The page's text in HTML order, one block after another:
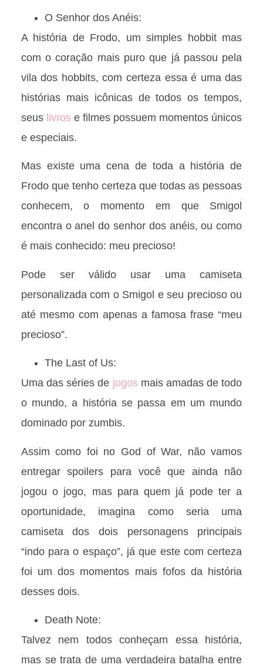
O Senhor dos Anéis:
A história de Frodo, um simples hobbit mas
com o coração mais puro que já passou pela
vila dos hobbits, com certeza essa é uma das
histórias mais icônicas de todos os tempos,
seus livrose filmes possuem momentos únicos
e especiais.
Mas existe uma cena de toda a história de
Frodo que tenho certeza que todas as pessoas
conhecem, o momento em que Smigol
encontra o anel do senhor dos anéis, ou como
é mais conhecido: meu precioso!
Pode ser válido usar uma camiseta
personalizada com o Smigol e seu precioso ou
até mesmo com apenas a famosa frase “meu
precioso”.
The Last of Us:
Uma das séries de jogosmais amadas de todo
o mundo, a história se passa em um mundo
dominado por zumbis.
Assim como foi no God of War, não vamos
entregar spoilers para você que ainda não
jogou o jogo, mas para quem já pode ter a
oportunidade, imagina como seria uma
camiseta dos dois personagens principais
“indo para o espaço”, já que este com certeza
foi um dos momentos mais fofos da história
desses dois.
Death Note:
Talvez nem todos conheçam essa história,
mas se trata de uma verdadeira batalha entre